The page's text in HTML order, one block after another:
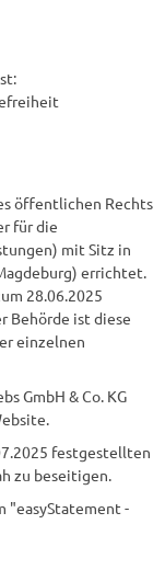
öffentlichen Rechts
für die
mit Sitz in
errichtet.
28.06.2025
Behörde ist diese
einzelnen
GmbH & Co. KG
festgestellten
zu beseitigen.
"easyStatement -